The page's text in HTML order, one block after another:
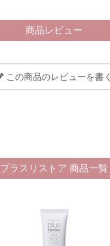
商品レビュー
この商品のレビューを書く
プラスリストア 商品一覧